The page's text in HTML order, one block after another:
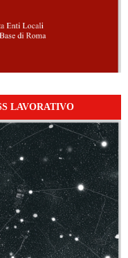
LAVORATIVO